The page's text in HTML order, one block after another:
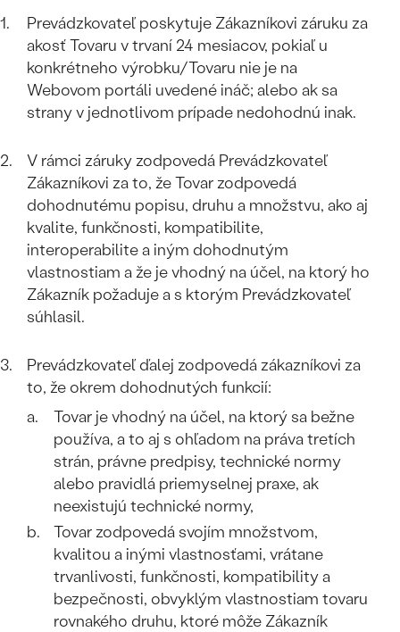
svadobné
obrúčky
SALT AND PEPPER DIAMANT
DRAHOKAM
ZLATO
PLATINA
STRIEBRO
S DIAMANTMI
S DRAHOKAMAMI
S LAB GROWN DIAMANTMI
S PERLAMI
PODĽA ŠTÝLU
PERSONALIZOVANÉ
SYMBOLICKÉ
PODĽA PRÍLEŽITOSTI
PODĽA FARBY
PODĽA TVARU DRAHOKAMU
NA MIERU
DIAMANTY
LUXUSNÉ
Najpredávanejšie
náušnice
PREZRIEŤ
PODĽA CENY
CENOVO DOSTUPNÉ
LUXUSNÉ
Personalizované
prívesky
CENOVO DOSTUPNÉ
LUXUSNÉ
Najpredávanejšie
prstene
PREZRIEŤ
Prevádzkovateľ poskytuje Zákazníkovi záruku za
akosť Tovaru v trvaní 24 mesiacov, pokiaľ u
konkrétneho výrobku/Tovaru nie je na
Webovom portáli uvedené ináč; alebo ak sa
strany v jednotlivom prípade nedohodnú inak.
V rámci záruky zodpovedá Prevádzkovateľ
Zákazníkovi za to, že Tovar zodpovedá
dohodnutému popisu, druhu a množstvu, ako aj
kvalite, funkčnosti, kompatibilite,
interoperabilite a iným dohodnutým
vlastnostiam a že je vhodný na účel, na ktorý ho
Zákazník požaduje a s ktorým Prevádzkovateľ
súhlasil.
Prevádzkovateľ ďalej zodpovedá zákazníkovi za
to, že okrem dohodnutých funkcií:
Tovar je vhodný na účel, na ktorý sa bežne
používa, a to aj s ohľadom na práva tretích
strán, právne predpisy, technické normy
alebo pravidlá priemyselnej praxe, ak
neexistujú technické normy,
Tovar zodpovedá svojím množstvom,
kvalitou a inými vlastnosťami, vrátane
trvanlivosti, funkčnosti, kompatibility a
bezpečnosti, obvyklým vlastnostiam tovaru
rovnakého druhu, ktoré môže Zákazník